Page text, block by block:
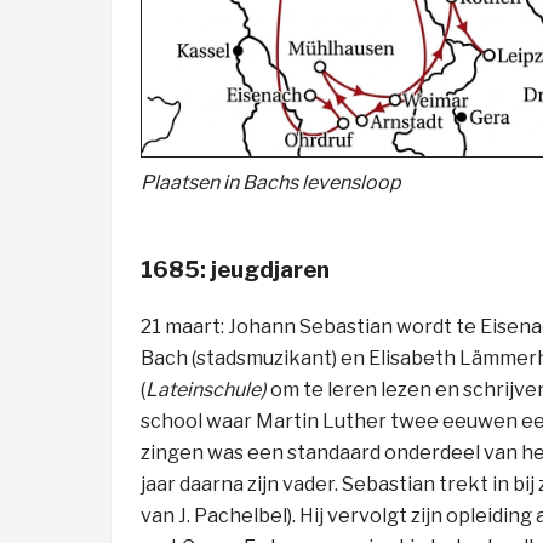
Plaatsen in Bachs levensloop
1685: jeugdjaren
21 maart: Johann Sebastian wordt te
Bach (stadsmuzikant) en Elisabeth
(Lateinschule)om te leren lezen en
school waar Martin Luther twee eeuwen
zingen was een standaard onderdeel van
jaar daarna zijn vader. Sebastian trekt in
van J. Pachelbel). Hij vervolgt zijn